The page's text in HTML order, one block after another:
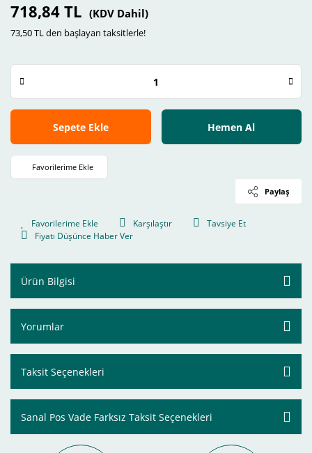
718,84 TL (KDV Dahil)
73,50 TL den başlayan taksitlerle!
Sepete Ekle Hemen Al
Paylaş
Karşılaştır
Tavsiye Et
Fiyatı Düşünce Haber Ver
Ürün Bilgisi
Yorumlar
Taksit Seçenekleri
Sanal Pos Vade Farksız Taksit Seçenekleri